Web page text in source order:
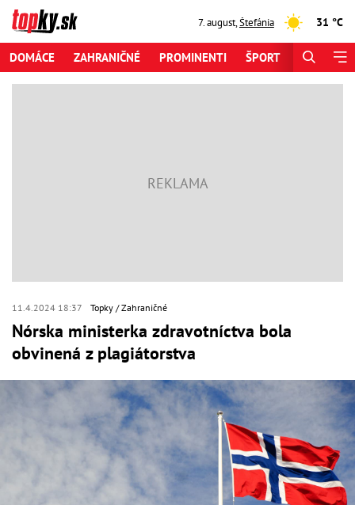
7. august,Štefánia 31 °C
DOMÁCE ZAHRANIČNÉ PROMINENTI ŠPORT
11.4.2024 18:37 Topky Zahraničné
Nórska ministerka zdravotníctva bola
obvinená z plagiátorstva